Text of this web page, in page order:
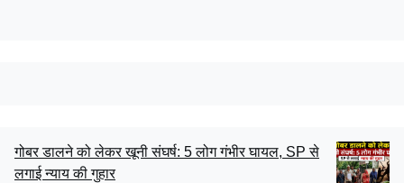
गोबर डालने को लेकर खूनी संघर्ष: 5 लोग गंभीर घायल, SP से
लगाई न्याय की गुहार